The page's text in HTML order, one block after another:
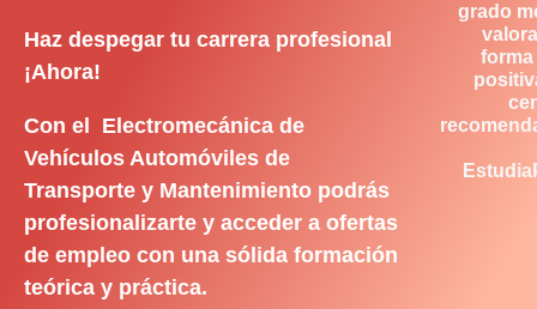
Haz despegar tu carrera profesional
¡Ahora!
Con el Electromecánica de
Vehículos Automóviles de
Transporte y Mantenimiento podrás
profesionalizarte y acceder a ofertas
de empleo con una sólida formación
teórica y práctica.
grado